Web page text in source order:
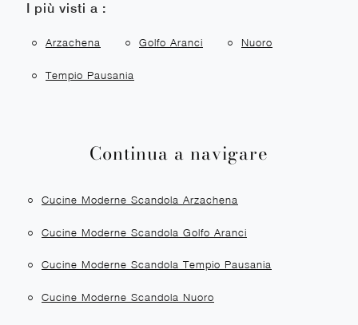
I più visti a :
Arzachena Golfo Aranci Nuoro
Tempio Pausania
Continua a navigare
Cucine Moderne Scandola Arzachena
Cucine Moderne Scandola Golfo Aranci
Cucine Moderne Scandola Tempio Pausania
Cucine Moderne Scandola Nuoro